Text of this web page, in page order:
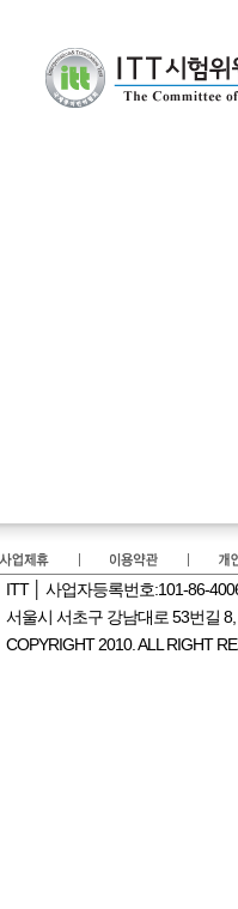
ITT │ 사업자등록번호:101-86-
서울시 서초구 강남대로 53번길
COPYRIGHT 2010. ALL RIGHT